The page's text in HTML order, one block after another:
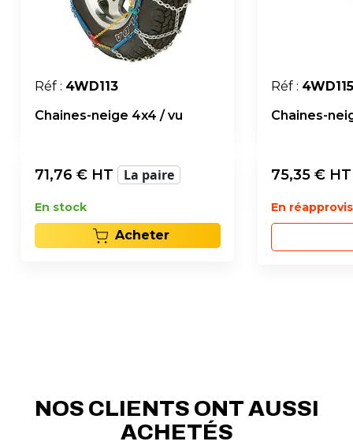
Réf : 4WD113
Chaines-neige 4x4 / vu
71,76 € HT La paire
En stock
Acheter
Réf : 4WD115
Chaines-
75,35 €
En
NOS CLIENTS ONT AUSSI
ACHETÉS